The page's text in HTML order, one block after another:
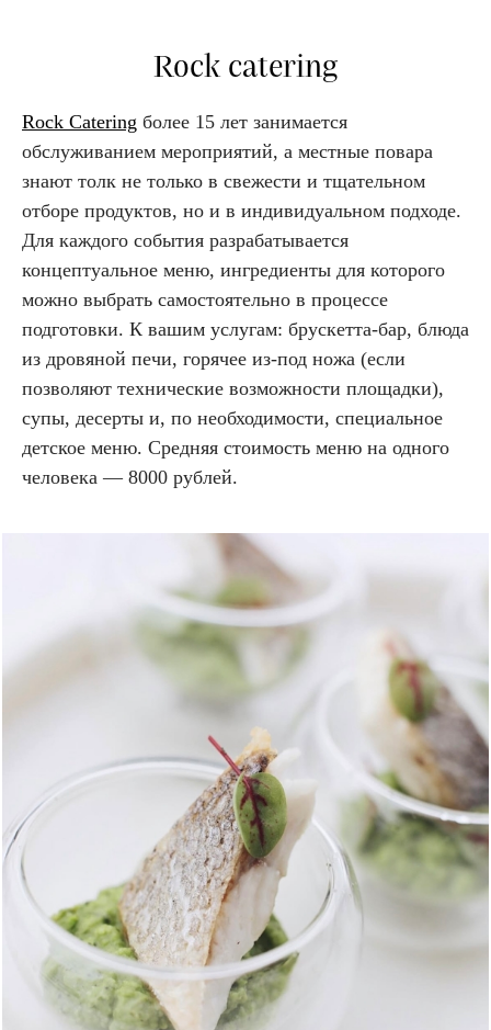
Rock catering
Rock Catering более 15 лет занимается
обслуживанием мероприятий, а местные повара
знают толк не только в свежести и тщательном
отборе продуктов, но и в индивидуальном подходе.
Для каждого события разрабатывается
концептуальное меню, ингредиенты для которого
можно выбрать самостоятельно в процессе
подготовки. К вашим услугам: брускетта-бар, блюда
из дровяной печи, горячее из-под ножа (если
позволяют технические возможности площадки),
супы, десерты и, по необходимости, специальное
детское меню. Средняя стоимость меню на одного
человека — 8000 рублей.